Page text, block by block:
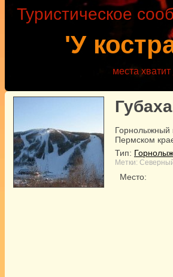
'У
Туристическое
места
Губаха
Горнолыжный
Пермском
Тип:
Метки:
Место: